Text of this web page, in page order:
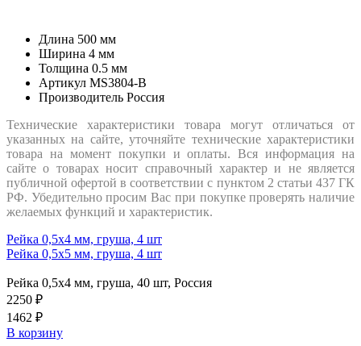
Длина 500 мм
Ширина 4 мм
Толщина 0.5 мм
Артикул MS3804-B
Производитель Россия
Технические характеристики товара могут отличаться от
указанных на сайте, уточняйте технические характеристики
товара на момент покупки и оплаты. Вся информация на
сайте о товарах носит справочный характер и не является
публичной офертой в соответствии с пунктом 2 статьи 437 ГК
РФ. Убедительно просим Вас при покупке проверять наличие
желаемых функций и характеристик.
Рейка 0,5х4 мм, груша, 4 шт
Рейка 0,5х5 мм, груша, 4 шт
Рейка 0,5х4 мм, груша, 40 шт, Россия
2250 ₽
1462 ₽
В корзину